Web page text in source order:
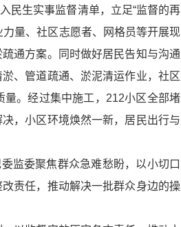
民生实事监督清单，立足“监督的再
量、社区志愿者、网格员等开展现
通方案。同时做好居民告知与沟通
、管道疏通、淤泥清运作业，社区
。经过集中施工，212小区全部堵
，小区环境焕然一新，居民出行与
监委聚焦群众急难愁盼，以小切口
责任，推动解决一批群众身边的操